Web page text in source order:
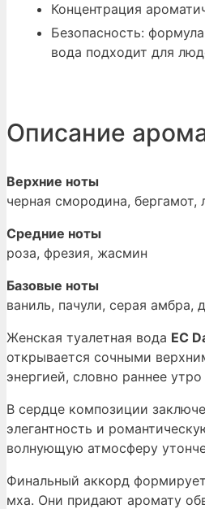
Концентрация
Безопасность:
вода подходит для
Описание
Верхние ноты
черная смородина, бергамот,
Средние ноты
роза, фрезия, жасмин
Базовые ноты
ваниль, пачули, серая
Женская туалетная вода EC
открывается сочными
энергией, словно раннее
В сердце композиции
элегантность и
волнующую атмосферу
Финальный аккорд
мха. Они придают аромату